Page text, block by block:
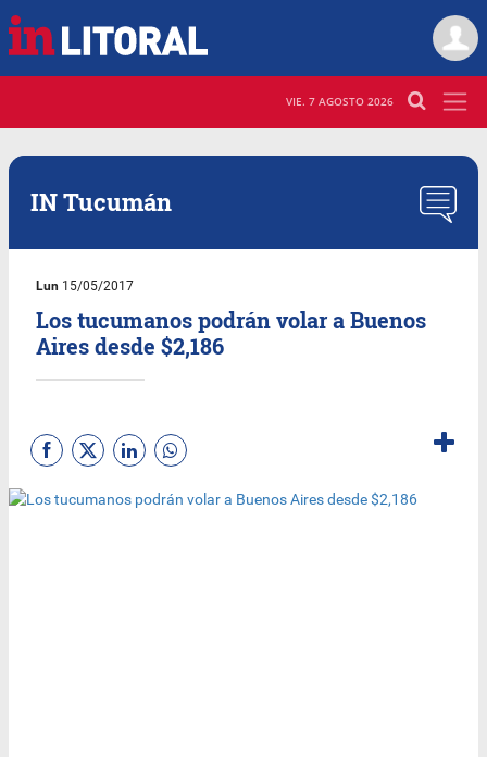
VIE. 7 AGOSTO 2026
IN Tucumán
Lun 15/05/2017
Los tucumanos podrán volar a Buenos
Aires desde $2,186